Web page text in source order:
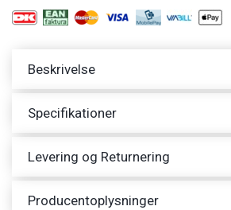
Beskrivelse
Specifikationer
Levering og Returnering
Producentoplysninger